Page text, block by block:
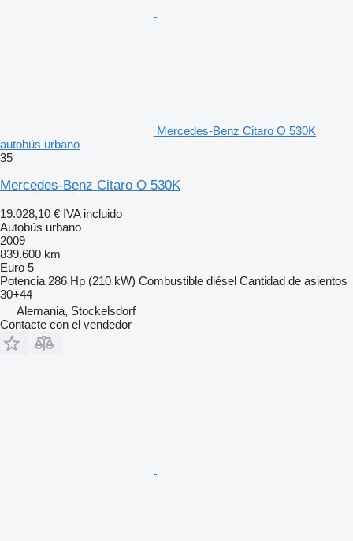
Mercedes-Benz Citaro O 530K
autobús urbano
35
Mercedes-Benz Citaro O 530K
19.028,10 € IVA incluido
Autobús urbano
2009
839.600 km
Euro 5
Potencia 286 Hp (210 kW) Combustible diésel Cantidad de asientos
30+44
Alemania, Stockelsdorf
Contacte con el vendedor